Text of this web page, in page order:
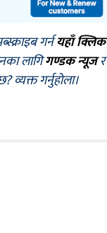
गर्नयहाँ क्लिक
लागिगण्डक न्यूजर
व्यक्त गर्नुहोला।